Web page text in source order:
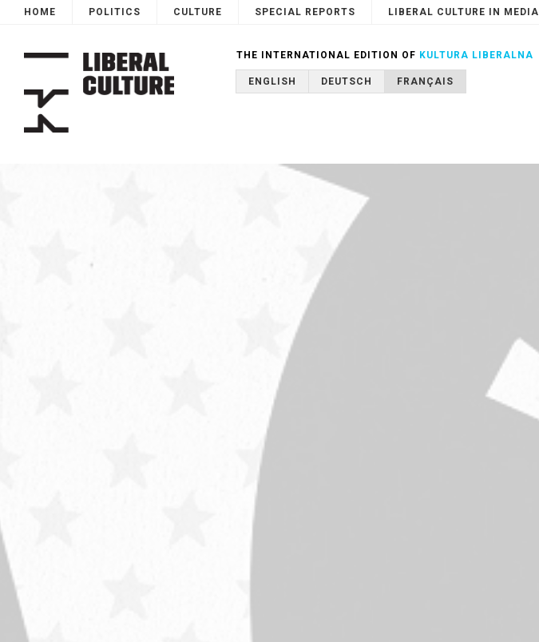
HOME POLITICS CULTURE SPECIAL REPORTS LIBERAL CULTURE IN MEDIA
THE INTERNATIONAL EDITION OF KULTURA LIBERALNA
ENGLISH DEUTSCH FRANÇAIS